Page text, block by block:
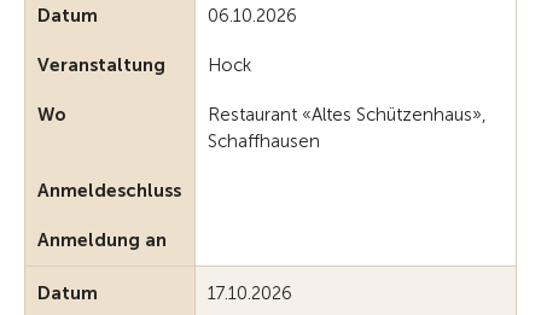
Datum 06.10.2026
Veranstaltung Hock
Wo
Restaurant «Altes Schützenhaus»,
Schaffhausen
Anmeldeschluss
Anmeldung an
Datum 17.10.2026